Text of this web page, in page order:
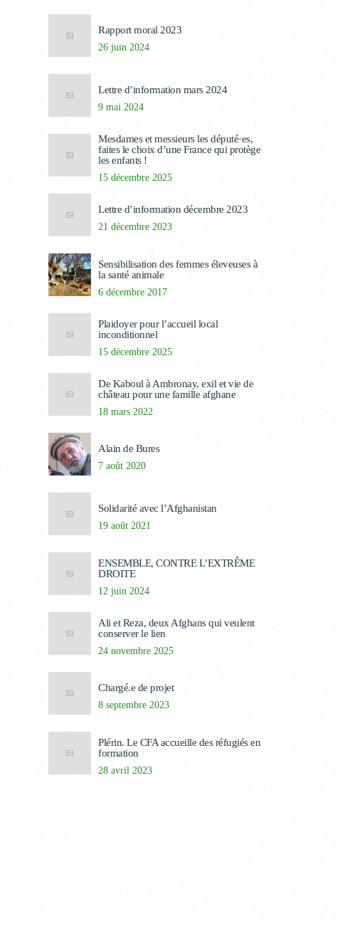
Rapport moral 2023
26 juin 2024
Lettre d’information mars 2024
9 mai 2024
Mesdames et messieurs les député·es,
faites le choix d’une France qui protège
les enfants !
15 décembre 2025
Lettre d’information décembre 2023
21 décembre 2023
Sensibilisation des femmes éleveuses à
la santé animale
6 décembre 2017
Plaidoyer pour l’accueil local
inconditionnel
15 décembre 2025
De Kaboul à Ambronay, exil et vie de
château pour une famille afghane
18 mars 2022
Alain de Bures
7 août 2020
Solidarité avec l’Afghanistan
19 août 2021
ENSEMBLE, CONTRE L’EXTRÊME
DROITE
12 juin 2024
Ali et Reza, deux Afghans qui veulent
conserver le lien
24 novembre 2025
Chargé.e de projet
8 septembre 2023
Plérin. Le CFA accueille des réfugiés en
formation
28 avril 2023